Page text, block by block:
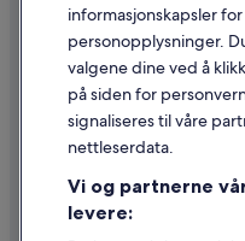
Retningslinjer for innhold og
Hjelp
Kontakt oss
Avbestille eller endre
Refusjonsprosessen og
informasjonskapsler
personopplysninger.
valgene dine ved å
på siden for
signaliseres til våre
nettleserdata.
Vi og partnerne
levere: